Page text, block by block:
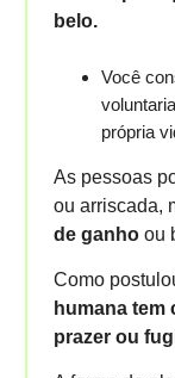
belo.
Você
própria
As pessoas
ou arriscada,
de ganhoou
Como
humana tem
prazer ou